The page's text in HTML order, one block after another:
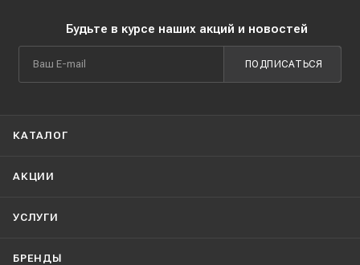
Будьте в курсе наших акций и новостей
ПОДПИСАТЬСЯ
КАТАЛОГ
АКЦИИ
УСЛУГИ
БРЕНДЫ